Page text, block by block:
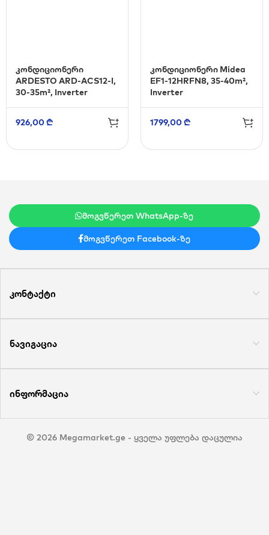
კონდიციონერი
ARDESTO ARD-ACS12-I,
30-35m², Inverter
926,00₾
კონდიციონერი Midea
EF1-12HRFN8, 35-40m²,
Inverter
1799,00₾
მოგვწერეთ WhatsApp-ზე
მოგვწერეთ Facebook-ზე
კონტაქტი
ნავიგაცია
ინფორმაცია
© 2026 Megamarket.ge - ყველა უფლება დაცულია